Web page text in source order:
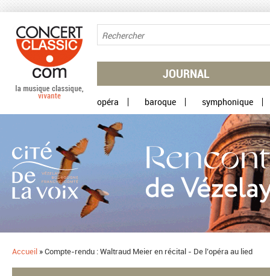
JOURNAL
opéra baroque symphonique
Accueil »Compte-rendu : Waltraud Meier en récital - De l’opéra au lied